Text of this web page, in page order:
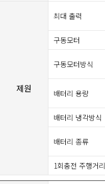
제원
최대 출력
구동모터
구동모터방식
배터리 용량
배터리 냉각방식
배터리 종류
1회충전 주행거리